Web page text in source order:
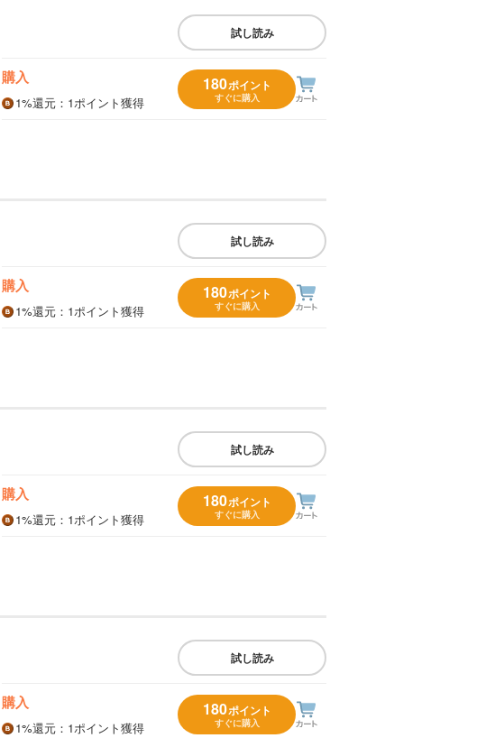
試し読み
購入
1%還元 ：1ポイント獲得
180ポイント
すぐに購入
試し読み
購入
1%還元 ：1ポイント獲得
180ポイント
すぐに購入
試し読み
購入
1%還元 ：1ポイント獲得
180ポイント
すぐに購入
試し読み
購入
1%還元 ：1ポイント獲得
180ポイント
すぐに購入